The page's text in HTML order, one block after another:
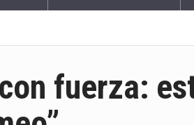
fuerza: